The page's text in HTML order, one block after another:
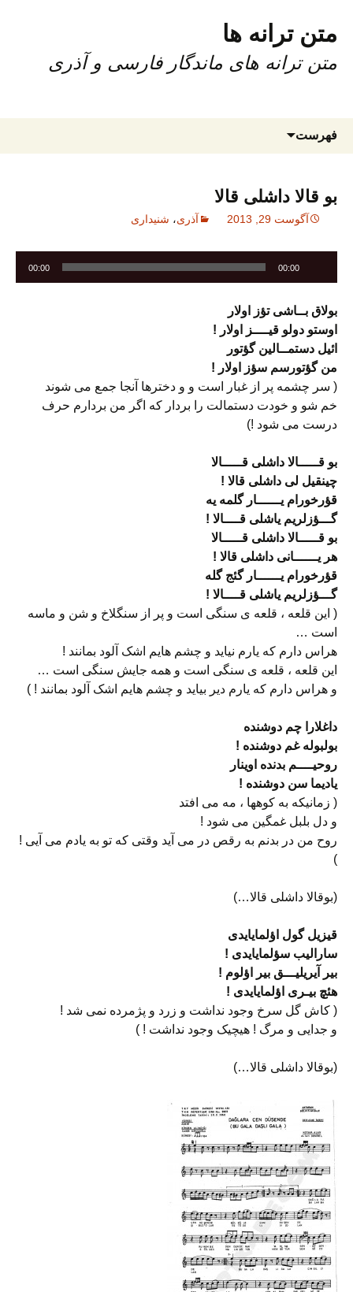
متن ترانه ها
متن ترانه های ماندگار فارسی و آذری
فهرست
بو قالا داشلی قالا
آگوست 29, 2013 آذری، شنیداری
00:00
00:00
بولاق بــاشی تؤز اولار
اوستو دولو قیــــز اولار !
ائیل دستمــالین گؤتور
من گؤتورسم سؤز اولار !
( سر چشمه پر از غبار است و و دخترها آنجا جمع می شوند
خم شو و خودت دستمالت را بردار که اگر من بردارم حرف
درست می شود !)
بو قـــــالا داشلی قـــــالا
چینقیل لی داشلی قالا !
قؤرخورام یــــــار گلمه یه
گـــؤزلریم یاشلی قــــالا !
بو قـــــالا داشلی قـــــالا
هر یــــــانی داشلی قالا !
قؤرخورام یــــــار گئج گله
گـــؤزلریم یاشلی قــــالا !
( این قلعه ، قلعه ی سنگی است و پر از سنگلاخ و شن و ماسه
است …
هراس دارم که یارم نیاید و چشم هایم اشک آلود بمانند !
این قلعه ، قلعه ی سنگی است و همه جایش سنگی است …
و هراس دارم که یارم دیر بیاید و چشم هایم اشک آلود بمانند ! )
داغلارا چم دوشنده
بولبوله غم دوشنده !
روحیــــم بدنده اوینار
یادیما سن دوشنده !
( زمانیکه به کوهها ، مه می افتد
و دل بلبل غمگین می شود !
روح من در بدنم به رقص در می آید وقتی که تو به یادم می آیی !
)
(بوقالا داشلی قالا…)
قیزیل گول اؤلمایایدی
سارالیب سؤلمایایدی !
بیر آیریلیـــق بیر اؤلوم !
هئچ بیـری اؤلمایایدی !
( کاش گل سرخ وجود نداشت و زرد و پژمرده نمی شد !
و جدایی و مرگ ! هیچیک وجود نداشت ! )
(بوقالا داشلی قالا…)